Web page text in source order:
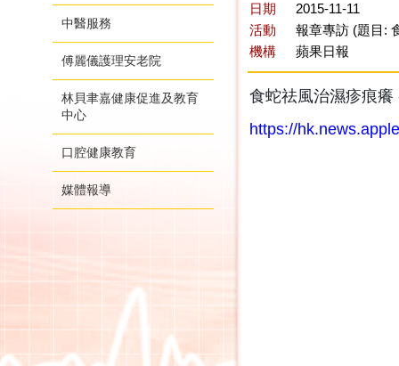
中醫服務
傅麗儀護理安老院
林貝聿嘉健康促進及教育
中心
口腔健康教育
媒體報導
日期
2015-11-11
活動
報章專訪 (題目:
機構
蘋果日報
食蛇祛風治濕疹痕癢
https://